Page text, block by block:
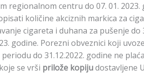
regionalnom centru do 07. 01.
količine akciznih markica za
cigareta i duhana za pušenje do
godine. Porezni obveznici koji
do 31.12.2022. godine ne
se vrši prilože kopijudostavljene